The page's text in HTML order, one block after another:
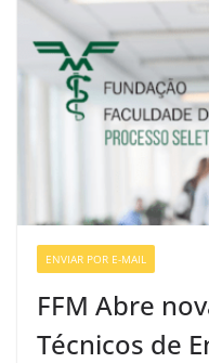
ENVIAR POR E-MAIL
FFM Abre
Técnicos de